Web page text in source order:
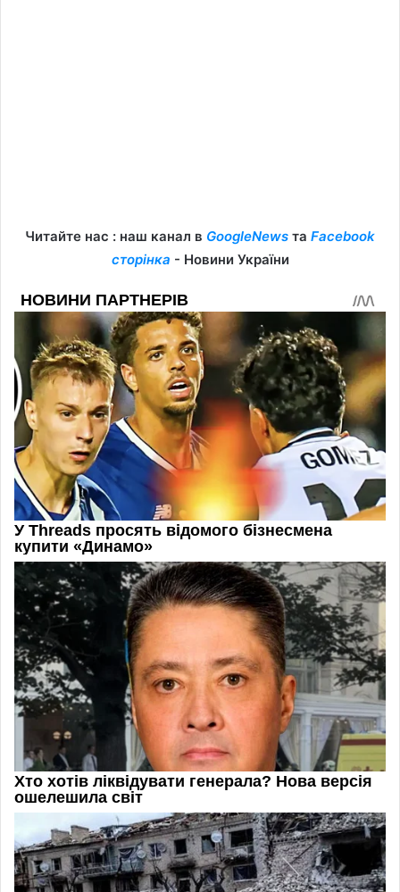
Читайте нас : наш канал в GoogleNews та Facebook
сторінка - Новини України